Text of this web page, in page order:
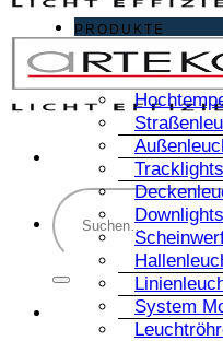
Suche
nach:
PRODUKTE
Tracklights
Downlights
System